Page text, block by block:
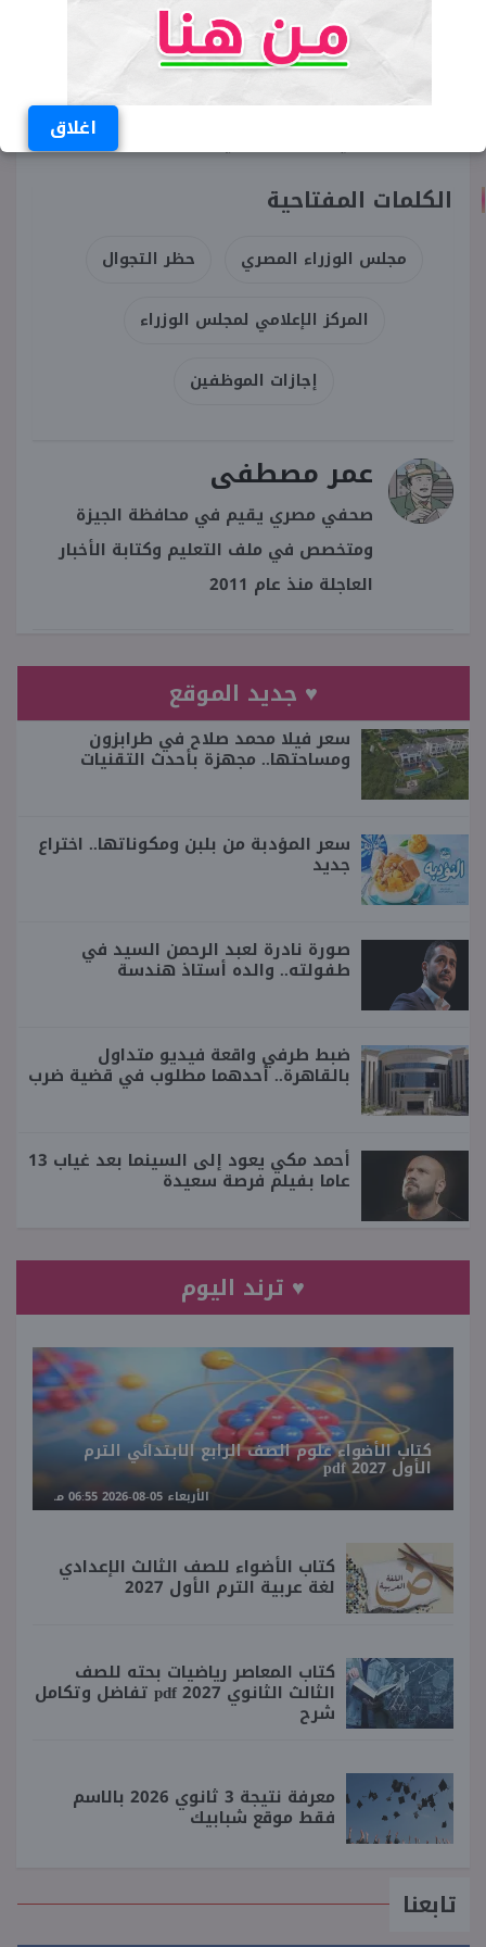
اغلاق
وهو ما نفته تلك المؤسسات الإعلامية لاحقا.
كما حذرت الحكومة من أن تداول أخبار توحي بقرب
تطبيق حظر التجوال يساهم في نشر حالة من القلق
الكلمات المفتاحية
مجلس الوزراء المصري حظر التجوال
المركز الإعلامي لمجلس الوزراء
إجازات الموظفين
عمر مصطفى
صحفي مصري يقيم في محافظة الجيزة
ومتخصص في ملف التعليم وكتابة الأخبار
العاجلة منذ عام 2011
♥ جديد الموقع
سعر فيلا محمد صلاح في طرابزون
ومساحتها.. مجهزة بأحدث التقنيات
سعر المؤدبة من بلبن ومكوناتها.. اختراع
جديد
صورة نادرة لعبد الرحمن السيد في
طفولته.. والده أستاذ هندسة
ضبط طرفي واقعة فيديو متداول
بالقاهرة.. أحدهما مطلوب في قضية ضرب
أحمد مكي يعود إلى السينما بعد غياب 13
عاما بفيلم فرصة سعيدة
♥ ترند اليوم
كتاب الأضواء علوم الصف الرابع الابتدائي الترم
الأول 2027 pdf
الأربعاء 05-08-2026 06:55 مـ
كتاب الأضواء للصف الثالث الإعدادي
لغة عربية الترم الأول 2027
كتاب المعاصر رياضيات بحته للصف
الثالث الثانوي 2027 pdf تفاضل وتكامل
شرح
معرفة نتيجة 3 ثانوي 2026 بالاسم
فقط موقع شبابيك
تابعنا